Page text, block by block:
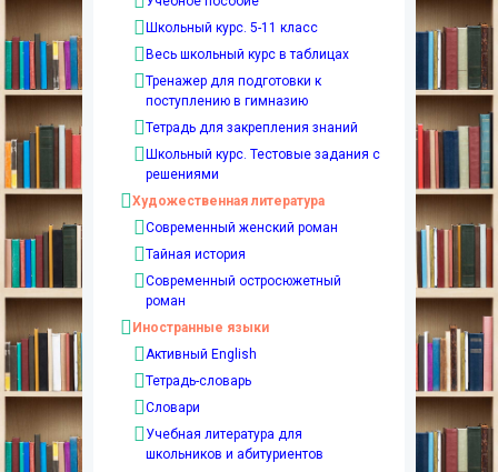
Школьный курс. 5-11 класс
Весь школьный курс в таблицах
Тренажер для подготовки к
поступлению в гимназию
Тетрадь для закрепления знаний
Школьный курс. Тестовые задания с
решениями
Художественная литература
Современный женский роман
Тайная история
Современный остросюжетный
роман
Иностранные языки
Активный English
Тетрадь-словарь
Словари
Учебная литература для
школьников и абитуриентов